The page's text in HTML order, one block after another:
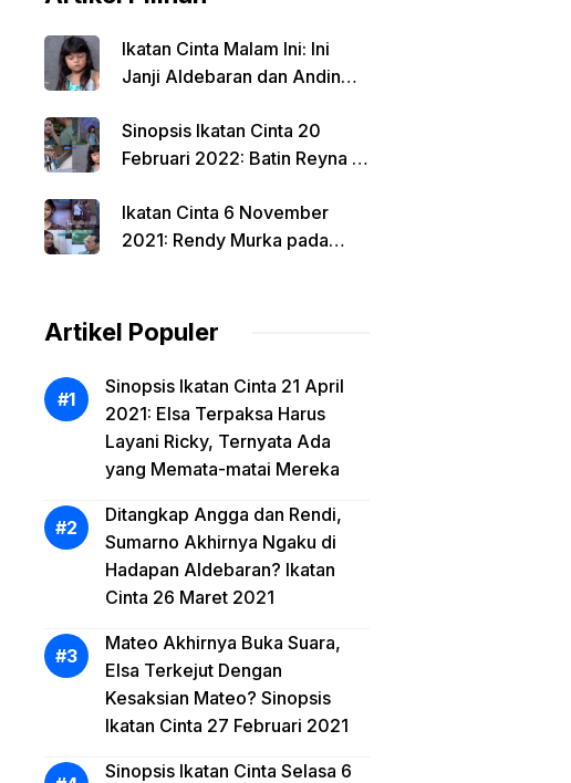
Ikatan Cinta Malam Ini: Ini
Janji Aldebaran dan Andin
Sinopsis Ikatan Cinta 20
Februari 2022: Batin Reyna &
Segera Ambil Tindakan Baru.
Ikatan Cinta 6 November
2021: Rendy Murka pada
Ceritakan Sesuatu
Artikel Populer
Sinopsis Ikatan Cinta 21 April
2021: Elsa Terpaksa Harus
Layani Ricky, Ternyata Ada
yang Memata-matai Mereka
Ditangkap Angga dan Rendi,
Sumarno Akhirnya Ngaku di
Hadapan Aldebaran? Ikatan
Cinta 26 Maret 2021
Mateo Akhirnya Buka Suara,
Elsa Terkejut Dengan
Kesaksian Mateo? Sinopsis
Ikatan Cinta 27 Februari 2021
Sinopsis Ikatan Cinta Selasa 6